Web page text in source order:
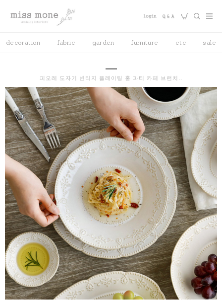
decoration fabric garden furniture etc sale
피오레 도자기 빈티지 플레이팅 홈 파티 카페 브런치..